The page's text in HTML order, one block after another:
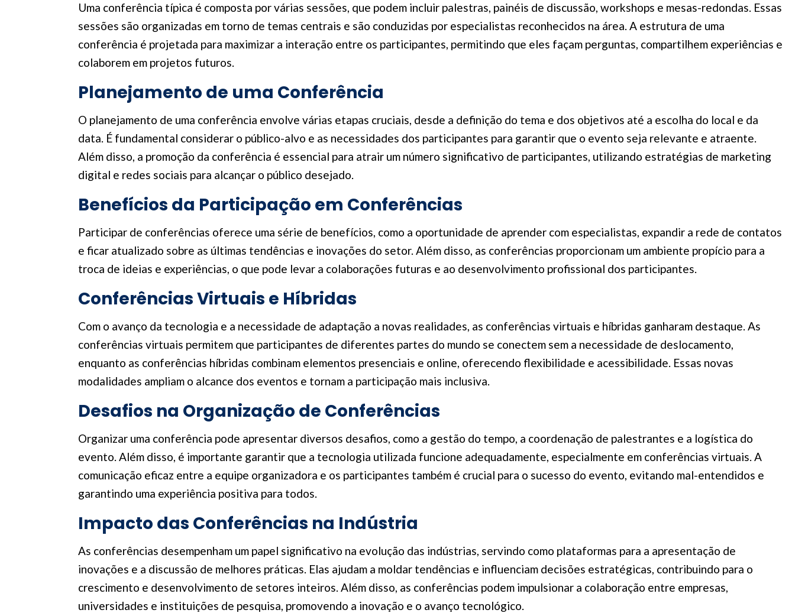
Uma conferência típica é composta por várias sessões, que podem incluir palestras, painéis de discussão, workshops e mesas-redondas. Essas
sessões são organizadas em torno de temas centrais e são conduzidas por especialistas reconhecidos na área. A estrutura de uma
conferência é projetada para maximizar a interação entre os participantes, permitindo que eles façam perguntas, compartilhem experiências e
colaborem em projetos futuros.
Planejamento de uma Conferência
O planejamento de uma conferência envolve várias etapas cruciais, desde a definição do tema e dos objetivos até a escolha do local e da
data. É fundamental considerar o público-alvo e as necessidades dos participantes para garantir que o evento seja relevante e atraente.
Além disso, a promoção da conferência é essencial para atrair um número significativo de participantes, utilizando estratégias de marketing
digital e redes sociais para alcançar o público desejado.
Benefícios da Participação em Conferências
Participar de conferências oferece uma série de benefícios, como a oportunidade de aprender com especialistas, expandir a rede de contatos
e ficar atualizado sobre as últimas tendências e inovações do setor. Além disso, as conferências proporcionam um ambiente propício para a
troca de ideias e experiências, o que pode levar a colaborações futuras e ao desenvolvimento profissional dos participantes.
Conferências Virtuais e Híbridas
Com o avanço da tecnologia e a necessidade de adaptação a novas realidades, as conferências virtuais e híbridas ganharam destaque. As
conferências virtuais permitem que participantes de diferentes partes do mundo se conectem sem a necessidade de deslocamento,
enquanto as conferências híbridas combinam elementos presenciais e online, oferecendo flexibilidade e acessibilidade. Essas novas
modalidades ampliam o alcance dos eventos e tornam a participação mais inclusiva.
Desafios na Organização de Conferências
Organizar uma conferência pode apresentar diversos desafios, como a gestão do tempo, a coordenação de palestrantes e a logística do
evento. Além disso, é importante garantir que a tecnologia utilizada funcione adequadamente, especialmente em conferências virtuais. A
comunicação eficaz entre a equipe organizadora e os participantes também é crucial para o sucesso do evento, evitando mal-entendidos e
garantindo uma experiência positiva para todos.
Impacto das Conferências na Indústria
As conferências desempenham um papel significativo na evolução das indústrias, servindo como plataformas para a apresentação de
inovações e a discussão de melhores práticas. Elas ajudam a moldar tendências e influenciam decisões estratégicas, contribuindo para o
crescimento e desenvolvimento de setores inteiros. Além disso, as conferências podem impulsionar a colaboração entre empresas,
universidades e instituições de pesquisa, promovendo a inovação e o avanço tecnológico.